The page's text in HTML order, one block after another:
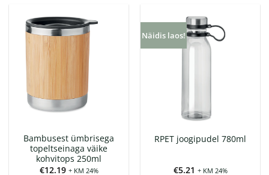
Bambusest ümbrisega
topeltseinaga väike
kohvitops 250ml
€12.19 + KM 24%
Näidis laos!
RPET joogipudel 780ml
€5.21 + KM 24%